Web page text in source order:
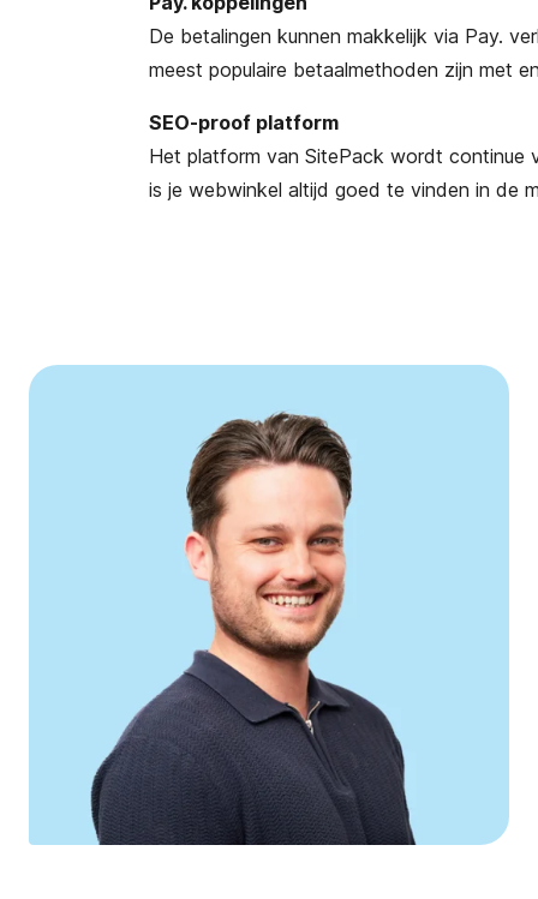
De betalingen kunnen makkelijk via Pay.
meest populaire betaalmethoden zijn met
SEO-proof platform
Het platform van SitePack wordt continue
is je webwinkel altijd goed te vinden in de